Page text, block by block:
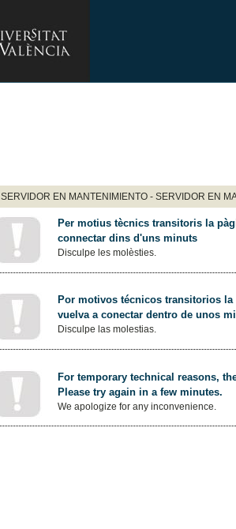
SERVIDOR EN MANTENIMIENTO - SERVIDOR EN
Per motius tècnics transitoris la
connectar dins d'uns minuts
Disculpe les molèsties.
Por motivos técnicos transitorios
vuelva a conectar dentro de unos
Disculpe las molestias.
For temporary technical reasons,
Please try again in a few minutes.
We apologize for any inconvenience.